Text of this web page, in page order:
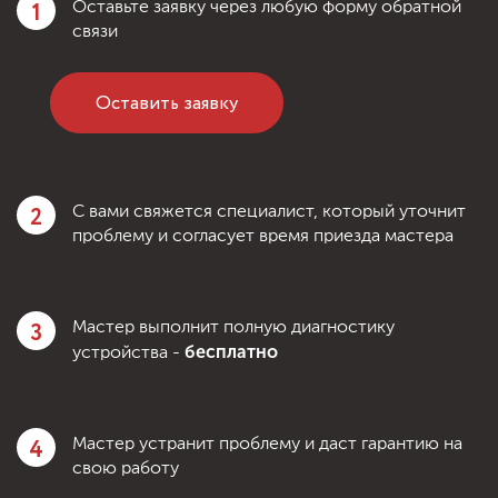
1
Оставьте заявку через любую форму обратной
связи
Оставить заявку
2
С вами свяжется специалист, который уточнит
проблему и согласует время приезда мастера
3
Мастер выполнит полную диагностику
устройства - бесплатно
4
Мастер устранит проблему и даст гарантию на
свою работу